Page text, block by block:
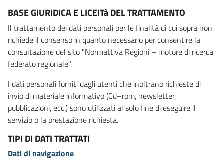
BASE GIURIDICA E LICEITà DEL TRATTAMENTO
Il trattamento dei dati personali per le finalità di cui sopra non
richiede il consenso in quanto necessario per consentire la
consultazione del sito "Normattiva Regioni – motore di ricerca
federato regionale".
I dati personali forniti dagli utenti che inoltrano richieste di
invio di materiale informativo (Cd–rom, newsletter,
pubblicazioni, ecc.) sono utilizzati al solo fine di eseguire il
servizio o la prestazione richiesta.
TIPI DI DATI TRATTATI
Dati di navigazione